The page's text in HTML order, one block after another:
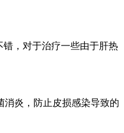
，对于治疗一些由于肝热
炎，防止皮损感染导致的